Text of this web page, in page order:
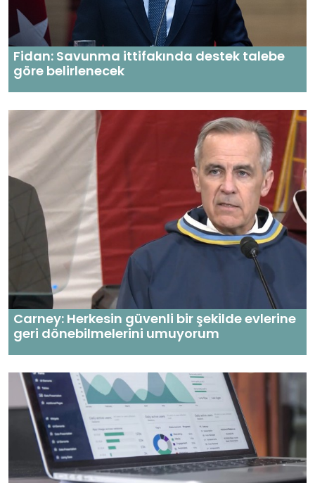
Fidan: Savunma ittifakında destek talebe
göre belirlenecek
Carney: Herkesin güvenli bir şekilde evlerine
geri dönebilmelerini umuyorum